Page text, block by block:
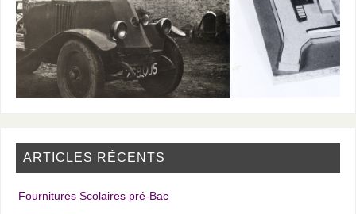
ARTICLES RÉCENTS
Fournitures Scolaires pré-Bac